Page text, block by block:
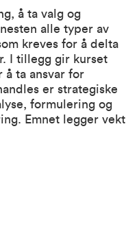
å ta valg og
alle typer av
kreves for å delta
I tillegg gir kurset
ta ansvar for
er strategiske
formulering og
Emnet legger vekt